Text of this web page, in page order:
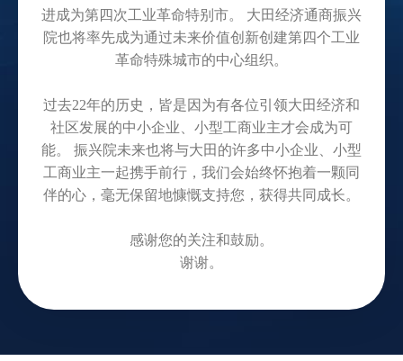
进成为第四次工业革命特别市。 大田经济通商振兴
院也将率先成为通过未来价值创新创建第四个工业
革命特殊城市的中心组织。
过去22年的历史，皆是因为有各位引领大田经济和
社区发展的中小企业、小型工商业主才会成为可
能。 振兴院未来也将与大田的许多中小企业、小型
工商业主一起携手前行，我们会始终怀抱着一颗同
伴的心，毫无保留地慷慨支持您，获得共同成长。
感谢您的关注和鼓励。
谢谢。